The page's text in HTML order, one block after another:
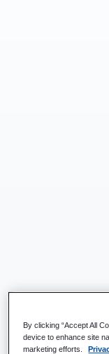
By clicking “Accept All
device to enhance site
marketing efforts.